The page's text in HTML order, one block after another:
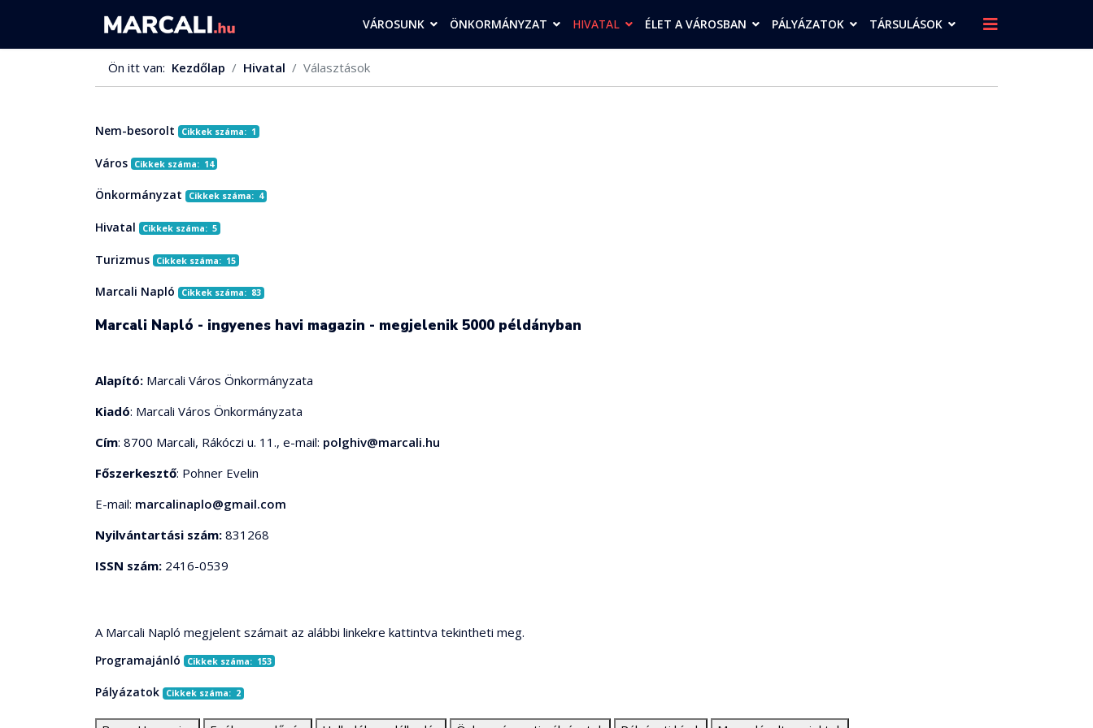
VÁROSUNK ÖNKORMÁNYZAT HIVATAL ÉLET A VÁROSBAN PÁLYÁZATOK TÁRSULÁSOK
Ön itt van: Kezdőlap Hivatal Választások
Nem-besorolt Cikkek száma: 1
Város Cikkek száma: 14
Önkormányzat Cikkek száma: 4
Hivatal Cikkek száma: 5
Turizmus Cikkek száma: 15
Marcali Napló Cikkek száma: 83
Marcali Napló - ingyenes havi magazin - megjelenik 5000 példányban
Alapító: Marcali Város Önkormányzata
Kiadó: Marcali Város Önkormányzata
Cím: 8700 Marcali, Rákóczi u. 11., e-mail: polghiv@marcali.hu
Főszerkesztő: Pohner Evelin
E-mail: marcalinaplo@gmail.com
Nyilvántartási szám: 831268
ISSN szám: 2416-0539
A Marcali Napló megjelent számait az alábbi linkekre kattintva tekintheti meg.
Programajánló Cikkek száma: 153
Pályázatok Cikkek száma: 2